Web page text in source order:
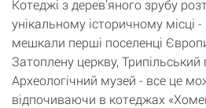
Котеджі з дерев’яного зрубу
унікальному історичному місці
мешкали перші поселенці
Затоплену церкву, Трипільський
Археологічний музей - все це
відпочиваючи в котеджах